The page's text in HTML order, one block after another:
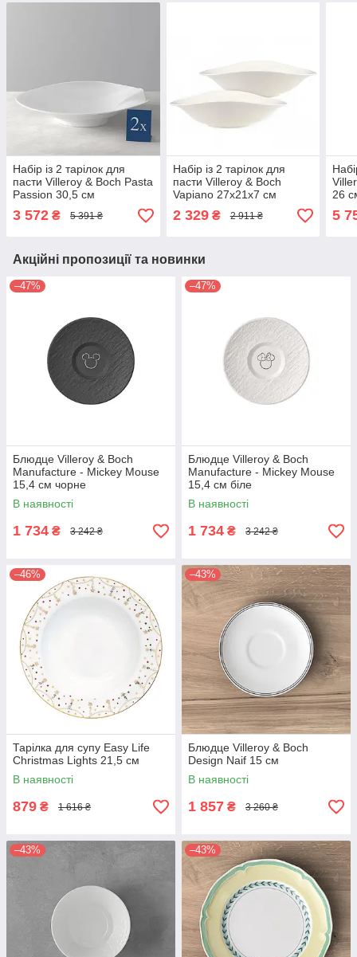
Набір із 2 тарілок для
пасти Villeroy & Boch Pasta
Passion 30,5 см
3 572 ₴ 5 391 ₴
Набір із 2 тарілок для
пасти Villeroy & Boch
Vapiano 27x21x7 см
2 329₴ 2 911 ₴
26
5
Акційні пропозиції та новинки
–47%
Блюдце Villeroy & Boch
Manufacture - Mickey Mouse
15,4 см чорне
В наявності
1 734 ₴ 3 242 ₴
–47%
Блюдце Villeroy & Boch
Manufacture - Mickey Mouse
15,4 см біле
В наявності
1 734 ₴ 3 242 ₴
–46%
Тарілка для супу Easy Life
Christmas Lights 21,5 см
В наявності
879 ₴ 1 616 ₴
–43%
Блюдце Villeroy & Boch
Design Naif 15 см
В наявності
1 857 ₴ 3 260 ₴
–43% –43%